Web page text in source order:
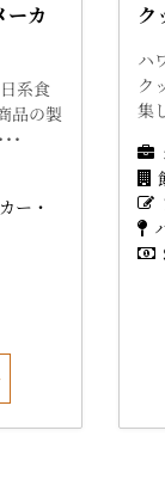
ーカ
系食
品の製
･
ー・
ク
ハ
ク
集